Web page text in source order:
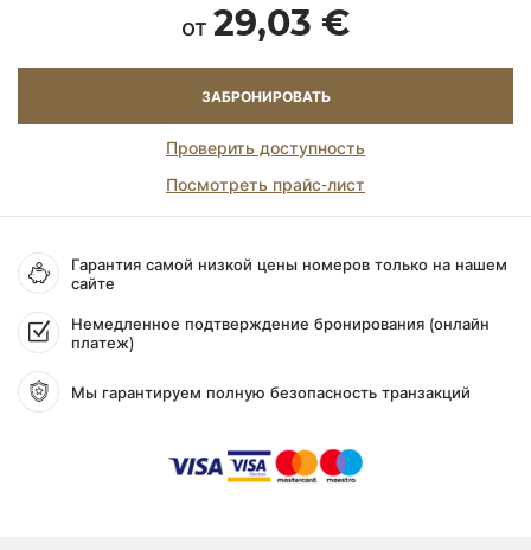
от 29,03 €
ЗАБРОНИРОВАТЬ
Проверить доступность
Посмотреть прайс-лист
Гарантия самой низкой цены номеров только на нашем
сайте
Немедленное подтверждение бронирования (онлайн
платеж)
Мы гарантируем полную безопасность транзакций